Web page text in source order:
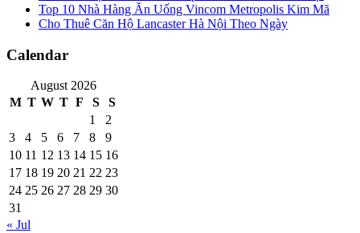
Top 10 Nhà Hàng Ăn Uống Vincom Metropolis Kim Mã
Cho Thuê Căn Hộ Lancaster Hà Nội Theo Ngày
Calendar
August 2026
M T W T F S
S
1
2
3
4 5 6 7 8
9
10 11 12 13 14 15 16
17 18 19 20 21 22 23
24 25 26 27 28 29 30
31
« Jul